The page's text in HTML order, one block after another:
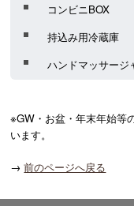
コンビニBOX
持込み用冷蔵庫
ハンドマッサージ
※GW・お盆・年末年始等
います。
→ 前のページへ戻る